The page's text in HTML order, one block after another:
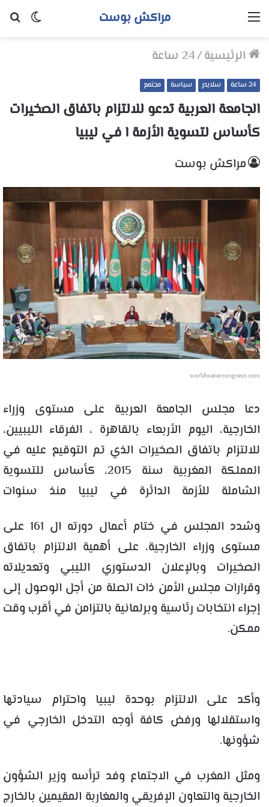
الوضع
مراكش بوست القائمة
الرئيسية/24 ساعة
24 ساعة سلايدر سياسة مجتمع
الجامعة العربية تدعو للالتزام باتفاق الصخيرات
كأساس لتسوية الأزمة ا في ليبيا
مراكش بوست
worldwatercongress.com
دعا مجلس الجامعة العربية على مستوى وزراء
الخارجية، اليوم الأربعاء بالقاهرة ، الفرقاء الليبيين،
للالتزام باتفاق الصخيرات الذي تم التوقيع عليه في
المملكة المغربية سنة 2015، كأساس للتسوية
الشاملة للأزمة الدائرة في ليبيا منذ سنوات
وشدد المجلس في ختام أعمال دورته ال 161 على
مستوى وزراء الخارجية، على أهمية الالتزام باتفاق
الصخيرات وبالإعلان الدستوري الليبي وتعديلاته
وقرارات مجلس الأمن ذات الصلة من أجل الوصول إلى
إجراء انتخابات رئاسية وبرلمانية بالتزامن في أقرب وقت
ممكن.
وأكد على الالتزام بوحدة ليبيا واحترام سيادتها
واستقلالها ورفض كافة أوجه التدخل الخارجي في
شؤونها.
ومثل المغرب في الاجتماع وفد ترأسه وزير الشؤون
الخارجية والتعاون الإفريقي والمغاربة المقيمين بالخارج